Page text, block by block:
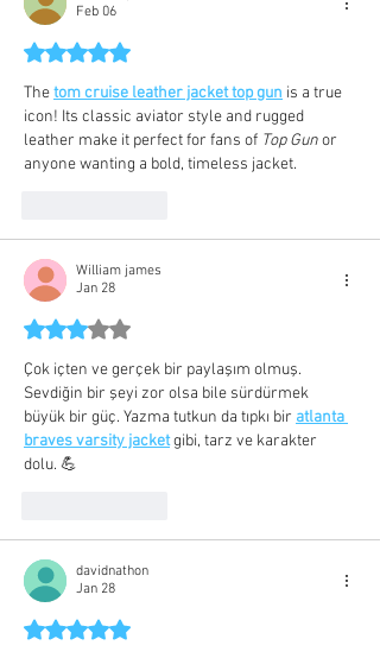
Feb 06
Rated 5 out of 5 stars.
The tom cruise leather jacket top gun is a true
icon! Its classic aviator style and rugged
leather make it perfect for fans of Top Gun or
anyone wanting a bold, timeless jacket.
William james
Jan 28
Rated 3 out of 5 stars.
Çok içten ve gerçek bir paylaşım olmuş.
Sevdiğin bir şeyi zor olsa bile sürdürmek
büyük bir güç. Yazma tutkun da tıpkı bir atlanta
braves varsity jacket gibi, tarz ve karakter
dolu. 💪
davidnathon
Jan 28
Rated 5 out of 5 stars.